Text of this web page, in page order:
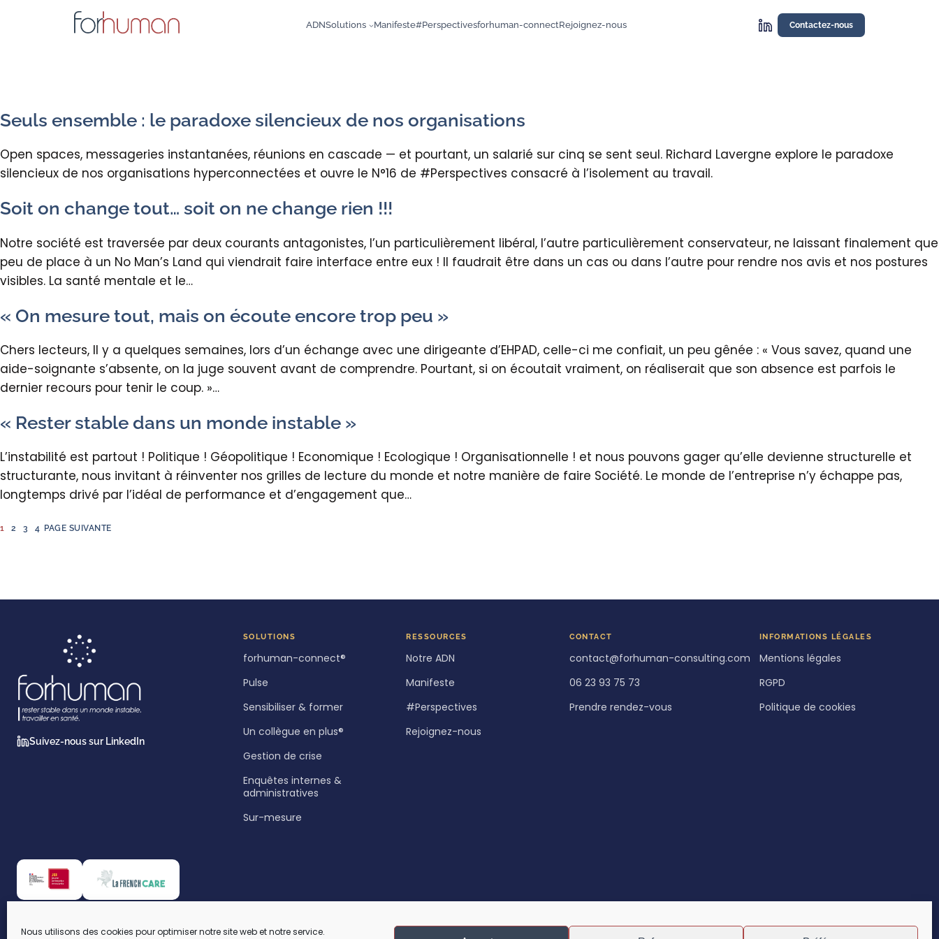
Nous utilisons des cookies pour optimiser notre site web et notre service.
ADNSolutions Manifeste#Perspectivesforhuman-connectRejoignez-nous Contactez-nous
Seuls ensemble : le paradoxe silencieux de nos organisations
Open spaces, messageries instantanées, réunions en cascade — et pourtant, un salarié sur cinq se sent seul. Richard Lavergne explore le paradoxe
silencieux de nos organisations hyperconnectées et ouvre le N°16 de #Perspectives consacré à l’isolement au travail.
Soit on change tout… soit on ne change rien !!!
Notre société est traversée par deux courants antagonistes, l’un particulièrement libéral, l’autre particulièrement conservateur, ne laissant finalement que
peu de place à un No Man’s Land qui viendrait faire interface entre eux ! Il faudrait être dans un cas ou dans l’autre pour rendre nos avis et nos postures
visibles. La santé mentale et le…
« On mesure tout, mais on écoute encore trop peu »
Chers lecteurs, Il y a quelques semaines, lors d’un échange avec une dirigeante d’EHPAD, celle-ci me confiait, un peu gênée : « Vous savez, quand une
aide-soignante s’absente, on la juge souvent avant de comprendre. Pourtant, si on écoutait vraiment, on réaliserait que son absence est parfois le
dernier recours pour tenir le coup. »…
« Rester stable dans un monde instable »
L’instabilité est partout ! Politique ! Géopolitique ! Economique ! Ecologique ! Organisationnelle ! et nous pouvons gager qu’elle devienne structurelle et
structurante, nous invitant à réinventer nos grilles de lecture du monde et notre manière de faire Société. Le monde de l’entreprise n’y échappe pas,
longtemps drivé par l’idéal de performance et d’engagement que…
1 2 3 4 PAGE SUIVANTE
Suivez-nous sur LinkedIn
SOLUTIONS
forhuman-connect®
Pulse
Sensibiliser & former
Un collègue en plus®
Gestion de crise
Enquêtes internes &
administratives
Sur-mesure
RESSOURCES
Notre ADN
Manifeste
#Perspectives
Rejoignez-nous
CONTACT
contact@forhuman-consulting.com
06 23 93 75 73
Prendre rendez-vous
INFORMATIONS LÉGALES
Mentions légales
RGPD
Politique de cookies